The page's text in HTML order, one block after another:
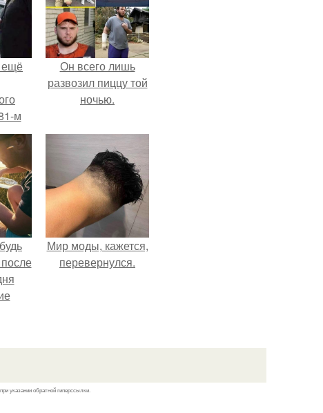
ещё
м
Он всего лишь
развозил пиццу той
ночью.
Мир моды, кажется,
перевернулся.
указании обратной гиперссылки.